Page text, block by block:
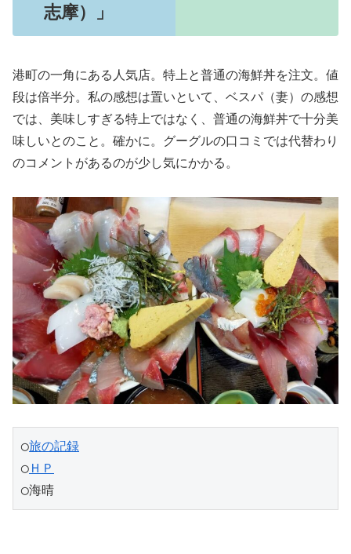
志摩）」
港町の一角にある人気店。特上と普通の海鮮丼を注文。値
段は倍半分。私の感想は置いといて、ベスパ（妻）の感想
では、美味しすぎる特上ではなく、普通の海鮮丼で十分美
味しいとのこと。確かに。グーグルの口コミでは代替わり
のコメントがあるのが少し気にかかる。
◯旅の記録
◯ ＨＰ
◯海晴